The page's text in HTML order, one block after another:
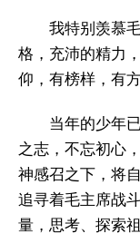
我特别羡慕
格，充沛的精力
仰，有榜样，有
当年的少年
之志，不忘初心
神感召之下，将
追寻着毛主席战
量，思考、探索